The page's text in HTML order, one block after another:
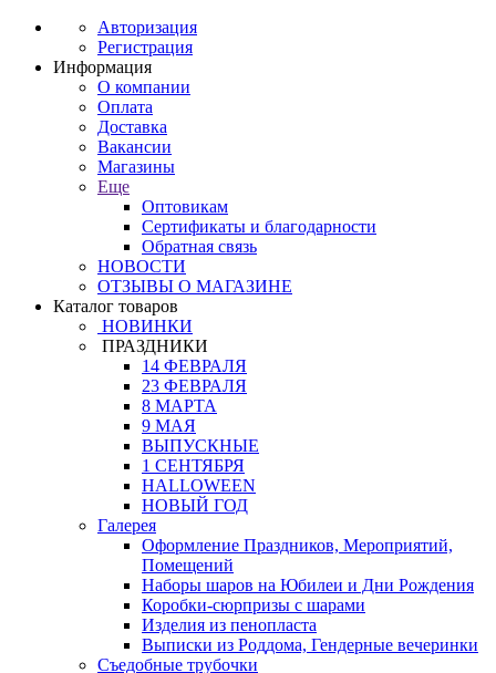
Авторизация
Регистрация
Информация
О компании
Оплата
Доставка
Вакансии
Магазины
Еще
Оптовикам
Сертификаты и благодарности
Обратная связь
НОВОСТИ
ОТЗЫВЫ О МАГАЗИНЕ
Каталог товаров
НОВИНКИ
ПРАЗДНИКИ
14 ФЕВРАЛЯ
23 ФЕВРАЛЯ
8 МАРТА
9 МАЯ
ВЫПУСКНЫЕ
1 СЕНТЯБРЯ
HALLOWEEN
НОВЫЙ ГОД
Галерея
Оформление Праздников, Мероприятий,
Помещений
Наборы шаров на Юбилеи и Дни Рождения
Коробки-сюрпризы с шарами
Изделия из пенопласта
Выписки из Роддома, Гендерные вечеринки
Съедобные трубочки